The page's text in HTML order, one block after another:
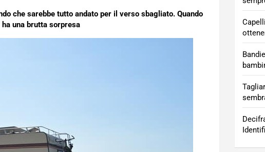
che sarebbe tutto andato per il verso sbagliato. Quando
una brutta sorpresa